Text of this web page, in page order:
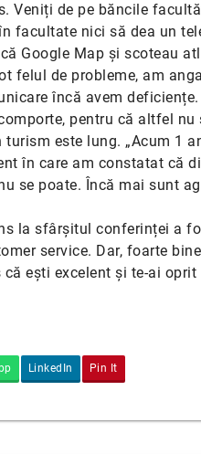
Veniți de pe băncile
facultate nici să dea un
Google Map și scoteau
felul de probleme, am
încă avem
pentru că altfel nu
turism este lung. „Acum 1
în care am constatat că
se poate. Încă mai sunt
la sfârșitul conferinței a
service. Dar, foarte
ești excelent și te-ai
LinkedIn Pin It